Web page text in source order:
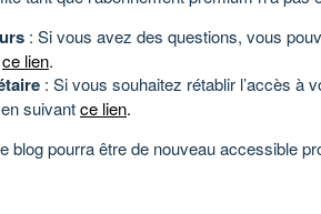
: Si vous avez des questions, vous
ce lien.
: Si vous souhaitez rétablir l’accès à
suivantce lien.
blog pourra être de nouveau accessible